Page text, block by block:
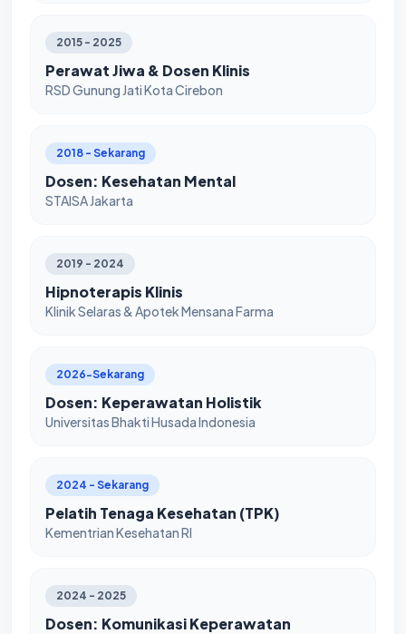
2015 - 2025
Perawat Jiwa & Dosen Klinis
RSD Gunung Jati Kota Cirebon
2018 - Sekarang
Dosen: Kesehatan Mental
STAISA Jakarta
2019 - 2024
Hipnoterapis Klinis
Klinik Selaras & Apotek Mensana Farma
2026-Sekarang
Dosen: Keperawatan Holistik
Universitas Bhakti Husada Indonesia
2024 - Sekarang
Pelatih Tenaga Kesehatan (TPK)
Kementrian Kesehatan RI
2024 - 2025
Dosen: Komunikasi Keperawatan